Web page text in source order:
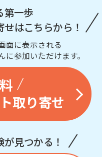
第一歩
はこちらから！
面に表示される
参加いただけます。
取り寄せ
見つかる！